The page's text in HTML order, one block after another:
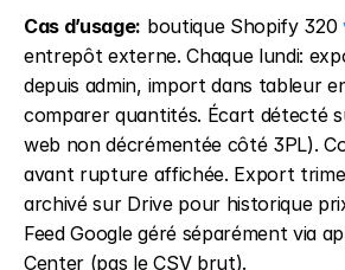
Cas d’usage: boutique Shopify 320
entrepôt externe. Chaque lundi:
depuis admin, import dans tableur
comparer quantités. Écart détecté
web non décrémentée côté 3PL).
avant rupture affichée. Export
archivé sur Drive pour historique
Feed Google géré séparément via
Center (pas le CSV brut).